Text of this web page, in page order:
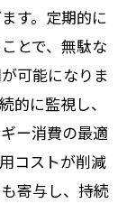
す。定期的に
とで、無駄な
可能になりま
的に監視し、
ー消費の最適
コストが削減
寄与し、持続